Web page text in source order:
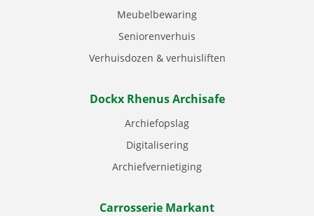
Meubelbewaring
Seniorenverhuis
Verhuisdozen & verhuisliften
Dockx Rhenus Archisafe
Archiefopslag
Digitalisering
Archiefvernietiging
Carrosserie Markant